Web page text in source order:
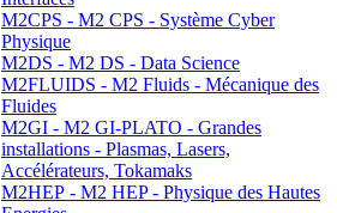
M2CPS - M2 CPS - Système Cyber
Physique
M2DS - M2 DS - Data Science
M2FLUIDS - M2 Fluids - Mécanique des
Fluides
M2GI - M2 GI-PLATO - Grandes
installations - Plasmas, Lasers,
Accélérateurs, Tokamaks
M2HEP - M2 HEP - Physique des Hautes